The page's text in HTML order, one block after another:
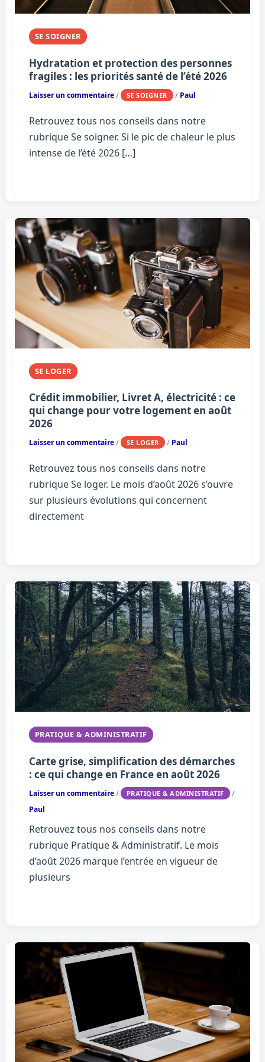
SE SOIGNER
Hydratation et protection des personnes
fragiles : les priorités santé de l’été 2026
Laisser un commentaire/ SE SOIGNER / Paul
Retrouvez tous nos conseils dans notre
rubrique Se soigner. Si le pic de chaleur le plus
intense de l’été 2026 […]
SE LOGER
Crédit immobilier, Livret A, électricité : ce
qui change pour votre logement en août
2026
Laisser un commentaire/ SE LOGER / Paul
Retrouvez tous nos conseils dans notre
rubrique Se loger. Le mois d’août 2026 s’ouvre
sur plusieurs évolutions qui concernent
directement
PRATIQUE & ADMINISTRATIF
Carte grise, simplification des démarches
: ce qui change en France en août 2026
Laisser un commentaire/ PRATIQUE & ADMINISTRATIF
/
Paul
Retrouvez tous nos conseils dans notre
rubrique Pratique & Administratif. Le mois
d’août 2026 marque l’entrée en vigueur de
plusieurs